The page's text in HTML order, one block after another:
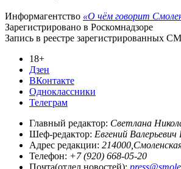
Информагентство «О чём говорит
Зарегистрировано в Роскомнадзоре
Запись в реестре зарегистрированных
18+
Дзен
ВКонтакте
Одноклассники
Телеграм
Главный редактор: Светлана
Шеф-редактор: Евгений
Адрес редакции:
Телефон: +7 (920) 668-05-20
Почта(отдел новостей):